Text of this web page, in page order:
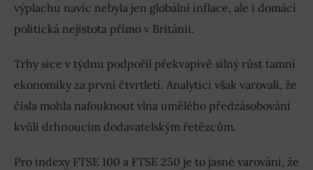
výplachu navíc nebyla jen globální inflace, ale i domácí
politická nejistota přímo v Británii.
Trhy sice v týdnu podpořil překvapivě silný růst tamní
ekonomiky za první čtvrtletí. Analytici však varovali, že
čísla mohla nafouknout vlna umělého předzásobování
kvůli drhnoucím dodavatelským řetězcům.
Pro indexy FTSE 100 a FTSE 250 je to jasné varování, že